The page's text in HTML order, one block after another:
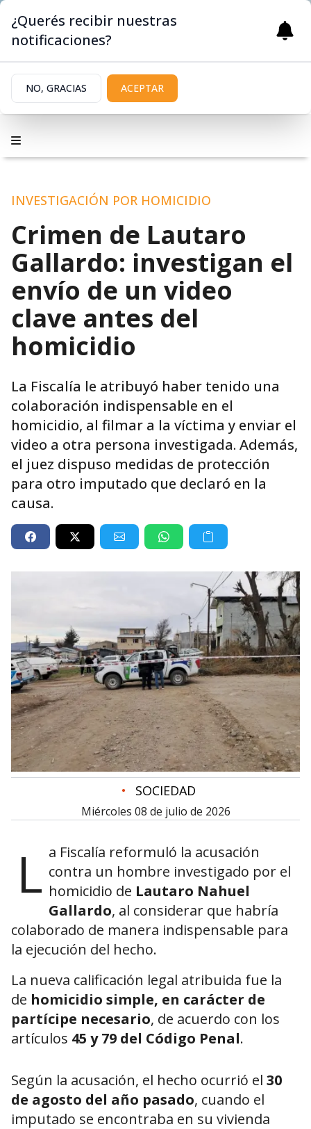
INVESTIGACIÓN POR HOMICIDIO
Crimen de Lautaro
Gallardo: investigan el
envío de un video
clave antes del
homicidio
La Fiscalía le atribuyó haber tenido una
colaboración indispensable en el
homicidio, al filmar a la víctima y enviar el
video a otra persona investigada. Además,
el juez dispuso medidas de protección
para otro imputado que declaró en la
causa.
• SOCIEDAD
miércoles 08 de julio de 2026
L a Fiscalía reformuló la acusación
contra un hombre investigado por el
homicidio de Lautaro Nahuel
Gallardo, al considerar que habría
colaborado de manera indispensable para
la ejecución del hecho.
La nueva calificación legal atribuida fue la
de homicidio simple, en carácter de
partícipe necesario, de acuerdo con los
artículos 45 y 79 del Código Penal.
Según la acusación, el hecho ocurrió el 30
de agosto del año pasado, cuando el
imputado se encontraba en su vivienda
¿Querés recibir nuestras
notificaciones?
NO, GRACIAS ACEPTAR